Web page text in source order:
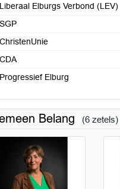
Liberaal Elburgs Verbond (LEV)
SGP
ChristenUnie
CDA
Progressief Elburg
Belang (6 zetels)